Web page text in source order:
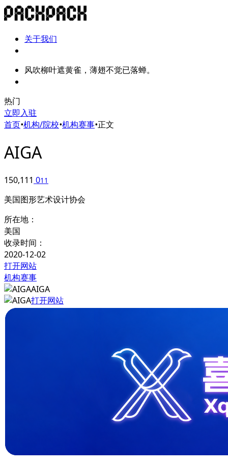
关于我们
风吹柳叶遮黄雀，薄翅不觉已落蝉。
热门
立即入驻
首页•机构/院校•机构赛事•正文
AIGA
150,111 011
美国图形艺术设计协会
所在地：
美国
收录时间：
2020-12-02
打开网站
机构赛事
AIGA
打开网站